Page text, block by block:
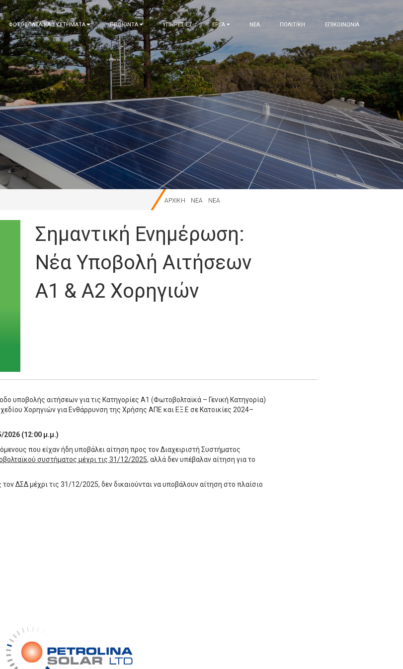
ΦΩΤΟΒΟΛΤΑΙΚΑ ΣΥΣΤΗΜΑΤΑ ΠΡΟΙΟΝΤΑ ΥΠΗΡΕΣΙΕΣ ΕΡΓΑ ΝΕΑ ΠΟΛΙΤΙΚΗ ΕΠΙΚΟΙΝΩΝΙΑ
ΑΡΧΙΚΗ ΝΕΑ ΝΕΑ
Σημαντική Ενημέρωση:
Νέα Υποβολή Αιτήσεων
Α1 & Α2 Χορηγιών
υποβολής αιτήσεων για τις Κατηγορίες Α1 (Φωτοβολταϊκά – Γενική Κατηγορία)
Χορηγιών για Ενθάρρυνση της Χρήσης ΑΠΕ και ΕΞ.Ε σε Κατοικίες 2024–
2026 (12:00 μ.μ.)
που είχαν ήδη υποβάλει αίτηση προς τον Διαχειριστή Συστήματος
συστήματος μέχρι τις 31/12/2025, αλλά δεν υπέβαλαν αίτηση για το
ΔΣΔ μέχρι τις 31/12/2025, δεν δικαιούνται να υποβάλουν αίτηση στο πλαίσιο